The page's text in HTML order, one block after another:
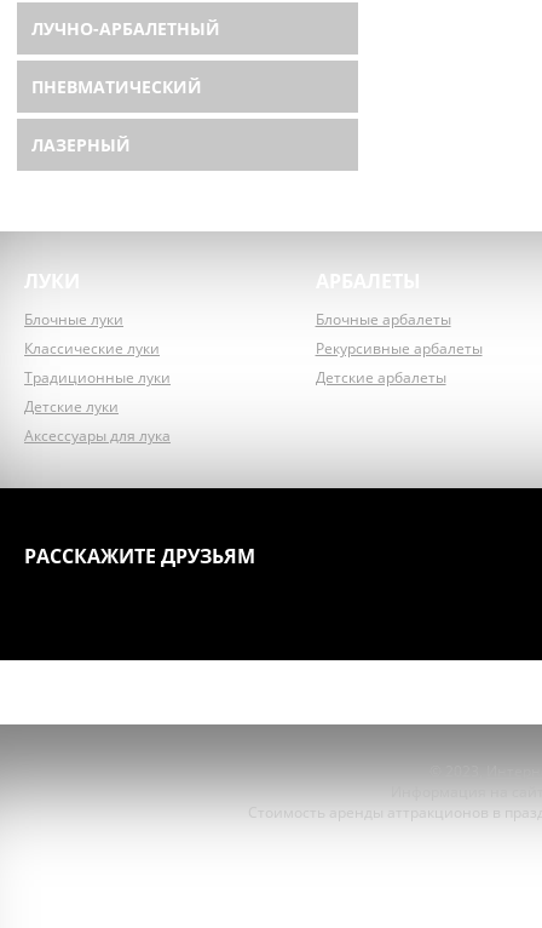
ЛУЧНО-АРБАЛЕТНЫЙ
ПНЕВМАТИЧЕСКИЙ
ЛАЗЕРНЫЙ
ЛУКИ
Блочные луки
Классические луки
Традиционные луки
Детские луки
Аксессуары для лука
АРБАЛЕТЫ
Блочные арбалеты
Рекурсивные арбалеты
Детские арбалеты
РАССКАЖИТЕ ДРУЗЬЯМ
Стоимость аренды аттракционов в